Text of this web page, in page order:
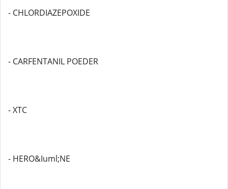
- CHLORDIAZEPOXIDE
- CARFENTANIL POEDER
- XTC
- HERO&Iuml;NE